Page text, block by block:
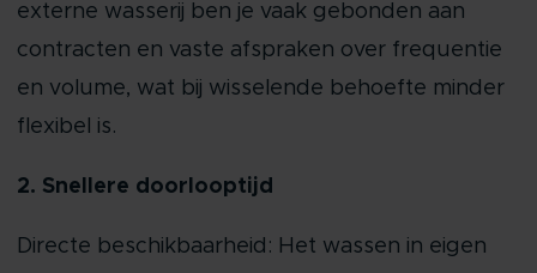
externe wasserij ben je vaak gebonden aan
contracten en vaste afspraken over frequentie
en volume, wat bij wisselende behoefte minder
flexibel is.
2. Snellere doorlooptijd
Directe beschikbaarheid: Het wassen in eigen